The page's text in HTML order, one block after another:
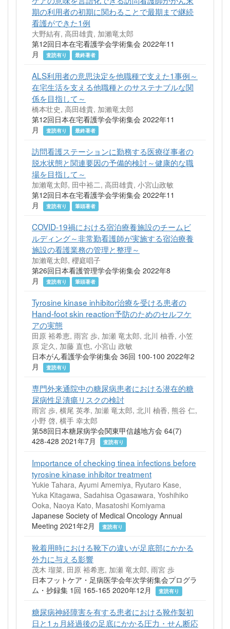
期の利用者の初期に関わることで最期まで継続
看護ができた1例
大野結有, 高田雄貴, 加瀨竜太郎
第12回日本在宅看護学会学術集会 2022年11
月
査読有り 最終著者
ALS利用者の意思決定を他職種で支えた1事例～
在宅生活を支える他職種とのサステナブルな関
係を目指して～
橋本壮史, 高田雄貴, 加瀨竜太郎
第12回日本在宅看護学会学術集会 2022年11
月
査読有り 最終著者
訪問看護ステーションに勤務する医療従事者の
脱水状態と関連要因の予備的検討～健康的な職
場を目指して～
加瀨竜太郎, 田中裕二, 高田雄貴, 小宮山政敏
第12回日本在宅看護学会学術集会 2022年11
月
査読有り 筆頭著者
COVID-19禍における宿泊療養施設のチームビ
ルディング～非常勤看護師が実施する宿泊療養
施設の看護業務の管理と整理～
加瀨竜太郎, 櫻庭唱子
第26回日本看護管理学会学術集会 2022年8
月
査読有り 筆頭著者
Tyrosine kinase inhibitor治療を受ける患者の
Hand-foot skin reaction予防のためのセルフケ
アの実態
田原 裕希恵, 雨宮 歩, 加瀬 竜太郎, 北川 柚香, 小笠
原 定久, 加藤 直也, 小宮山 政敏
日本がん看護学会学術集会 36回 100-100 2022年2
月
査読有り
専門外来通院中の糖尿病患者における潜在的糖
尿病性足潰瘍リスクの検討
雨宮 歩, 横尾 英孝, 加瀬 竜太郎, 北川 柚香, 熊谷 仁,
小野 啓, 横手 幸太郎
第58回日本糖尿病学会関東甲信越地方会 64(7)
428-428 2021年7月
査読有り
Importance of checking tinea infections before
tyrosine kinase inhibitor treatment
Yukie Tahara, Ayumi Amemiya, Ryutaro Kase,
Yuka Kitagawa, Sadahisa Ogasawara, Yoshihiko
Ooka, Naoya Kato, Masatoshi Komiyama
Japanese Society of Medical Oncology Annual
Meeting 2021年2月
査読有り
靴着用時における靴下の違いが足底部にかかる
外力に与える影響
茂木 瑠菜, 田原 裕希恵, 加瀬 竜太郎, 雨宮 歩
日本フットケア・足病医学会年次学術集会プログラ
ム・抄録集 1回 165-165 2020年12月
査読有り
糖尿病神経障害を有する患者における靴作製初
日と1ヵ月経過後の足底にかかる圧力・せん断応